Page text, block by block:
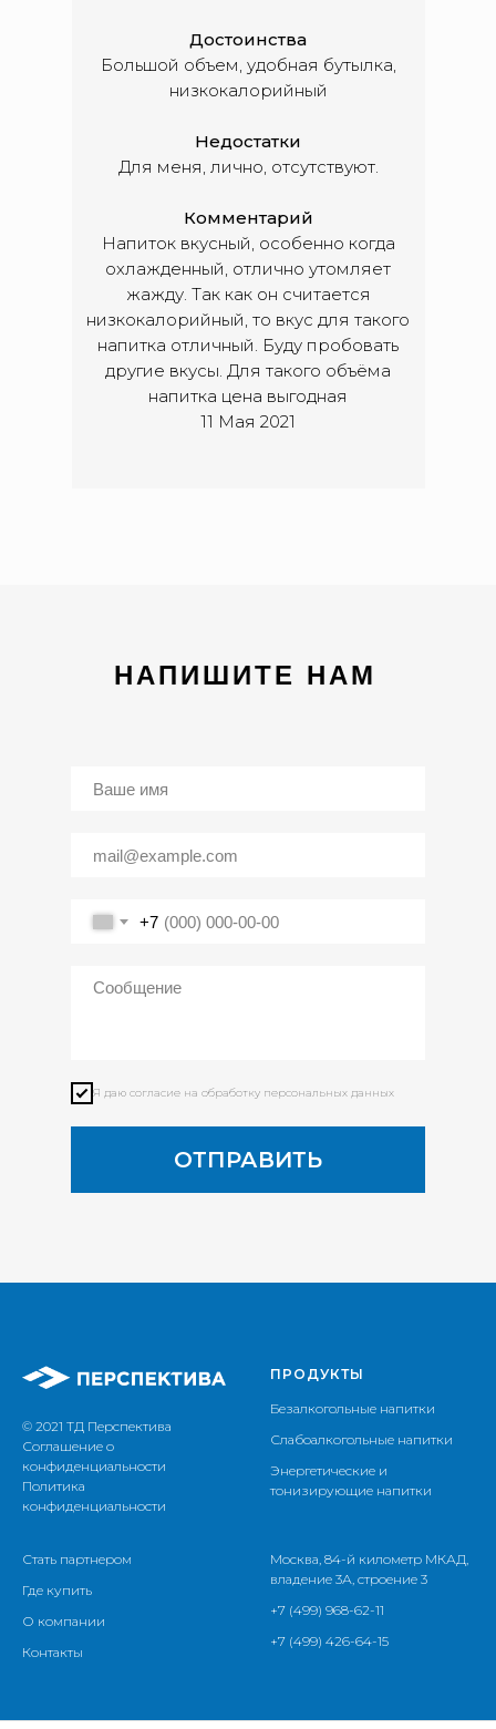
Достоинства
Большой объем, удобная бутылка,
низкокалорийный
Недостатки
Для меня, лично, отсутствуют.
Комментарий
Напиток вкусный, особенно когда
охлажденный, отлично утомляет
жажду. Так как он считается
низкокалорийный, то вкус для такого
напитка отличный. Буду пробовать
другие вкусы. Для такого объёма
напитка цена выгодная
11 Мая 2021
НАПИШИТЕ НАМ
+7
Я даю согласие на обработку персональных данных
ОТПРАВИТЬ
© 2021 ТД Перспектива
Соглашение о
конфиденциальности
Политика
конфиденциальности
ПРОДУКТЫ
Безалкогольные напитки
Слабоалкогольные напитки
Энергетические и
тонизирующие напитки
Стать партнером
Где купить
О компании
Контакты
Москва, 84-й километр МКАД,
владение 3А, строение 3
+7 (499) 968-62-11
+7 (499) 426-64-15